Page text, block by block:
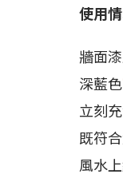
使用
牆面
深藍色
立刻
既符
風水